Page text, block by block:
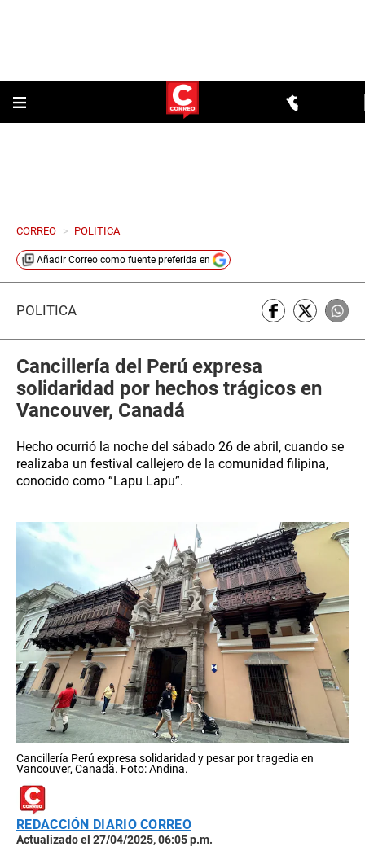
CORREO > POLITICA
Añadir Correo como fuente preferida en
POLÍTICA
Cancillería del Perú expresa
solidaridad por hechos trágicos en
Vancouver, Canadá
Hecho ocurrió la noche del sábado 26 de abril, cuando se
realizaba un festival callejero de la comunidad filipina,
conocido como “Lapu Lapu”.
Cancillería Perú expresa solidaridad y pesar por tragedia en
Vancouver, Canadá. Foto: Andina.
REDACCIÓN DIARIO CORREO
Actualizado el 27/04/2025, 06:05 p.m.